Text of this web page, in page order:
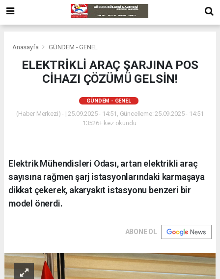
Anasayfa GÜNDEM - GENEL
ELEKTRİKLİ ARAÇ ŞARJINA POS
CİHAZI ÇÖZÜMÜ GELSİN!
GÜNDEM - GENEL
(Haber Merkezi) - | 25.09.2025 - 14:51, Güncelleme: 25.09.2025 - 14:51
13526+ kez okundu.
Elektrik Mühendisleri Odası, artan elektrikli araç
sayısına rağmen şarj istasyonlarındaki karmaşaya
dikkat çekerek, akaryakıt istasyonu benzeri bir
model önerdi.
ABONE OL